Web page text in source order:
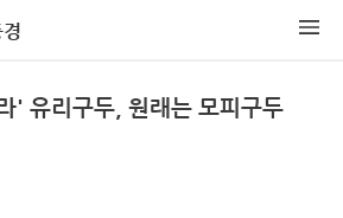
' 유리구두, 원래는 모피구두